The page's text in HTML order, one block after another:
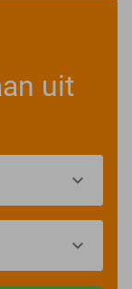
uit